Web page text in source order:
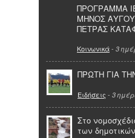
ΠΡΟΓΡΑΜΜΑ
ΜΗΝΟΣ
ΠΕΤΡΑΣ
Κοινωνικά- 3
ΠΡΩΤΗ ΓΙΑ
Ειδήσεις - 3
Στο
των